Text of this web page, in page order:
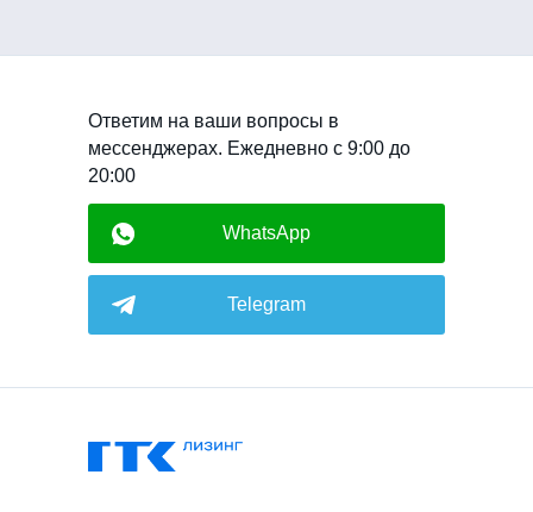
Ответим на ваши вопросы в
мессенджерах. Ежедневно с 9:00 до
20:00
Telegram
WhatsApp